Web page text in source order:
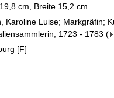
cm, Breite 15,2 cm
Karoline Luise; Markgräfin;
1723 - 1783 (
[F]